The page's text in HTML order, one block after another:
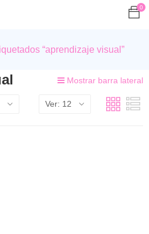
0
“aprendizaje visual”
Mostrar barra lateral